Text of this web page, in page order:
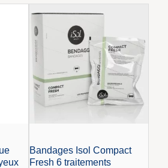
Bandages Isol Compact
Fresh 6 traitements